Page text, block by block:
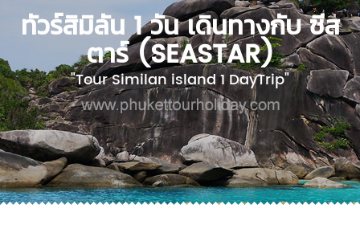
ทัวร์สิมิลัน 1 วัน เดินทางกับ ซีส
ตาร์ (SEASTAR)
"Tour Similan island 1 DayTrip"